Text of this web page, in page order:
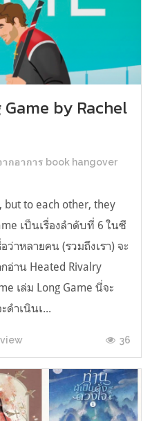
by Rachel
กอาการ book hangover
but to each other, they
เป็นเรื่องลำดับที่ 6 ในซี
ว่าหลายคน (รวมถึงเรา) จะ
อ่าน Heated Rivalry
เล่ม Long Game นี่จะ
ดำเนินเ...
36